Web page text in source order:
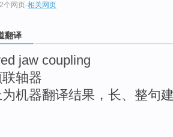
个网页-相关网页
翻译
jaw coupling
轴器
为机器翻译结果，长、整句